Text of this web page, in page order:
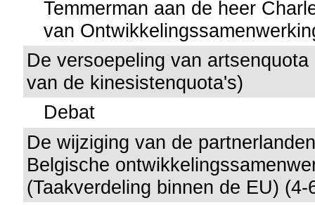
Temmerman aan de heer
van
De versoepeling van
van de kinesistenquota's)
Debat
De wijziging van de
Belgische
(Taakverdeling binnen de EU) (4-